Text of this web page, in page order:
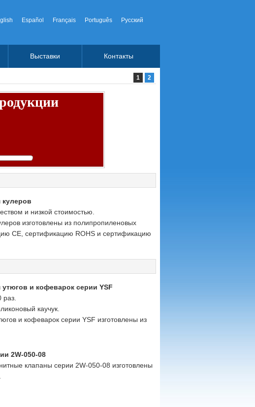
Español Français Português Русский
Выставки Контакты
2
1
кулеров
и низкой стоимостью.
изготовлены из полипропиленовых
CE, сертификацию ROHS и сертификацию
и кофеварок серии YSF
каучук.
и кофеварок серии YSF изготовлены из
2W-050-08
клапаны серии 2W-050-08 изготовлены